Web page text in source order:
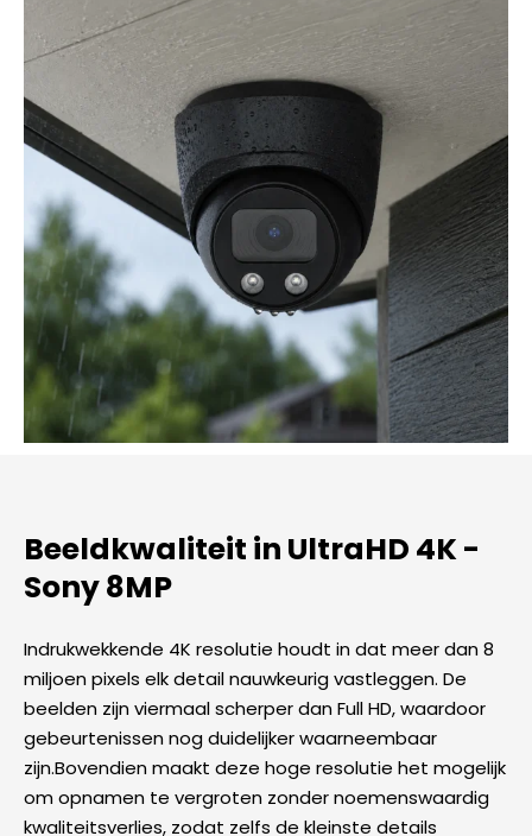
Beeldkwaliteit in UltraHD 4K -
Sony 8MP​
Indrukwekkende 4K resolutie houdt in dat meer dan 8
miljoen pixels elk detail nauwkeurig vastleggen. De
beelden zijn viermaal scherper dan Full HD, waardoor
gebeurtenissen nog duidelijker waarneembaar
zijn.Bovendien maakt deze hoge resolutie het mogelijk
om opnamen te vergroten zonder noemenswaardig
kwaliteitsverlies, zodat zelfs de kleinste details